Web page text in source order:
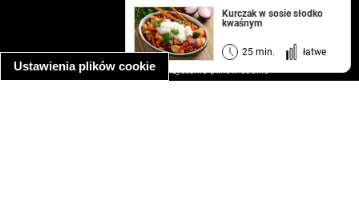
Ustawienia plików cookie
Kurczak w sosie słodko
kwaśnym
25 min. łatwe
kontakt
regulamin
informacja o prywatności
informacja o wykorzystaniu plików cookie